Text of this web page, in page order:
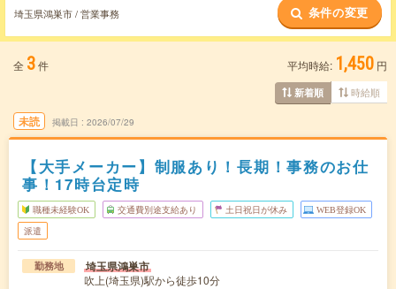
埼玉県鴻巣市 / 営業事務 条件の変更
全 3件 平均時給: 1,450 円
新着順 時給順
未読 掲載日 2026/07/29
【大手メーカー】制服あり！長期！事務のお仕
事！17時台定時
職種未経験OK 交通費別途支給あり 土日祝日が休み WEB登録OK
派遣
勤務地 埼玉県鴻巣市
吹上(埼玉県)駅から徒歩10分